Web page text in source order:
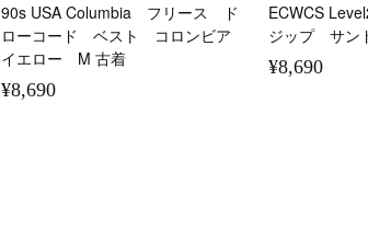
90s USA Columbia フリース ド
ローコード ベスト コロンビア
イエロー M 古着
¥8,690
ECWCS
ジップ サン
¥8,690